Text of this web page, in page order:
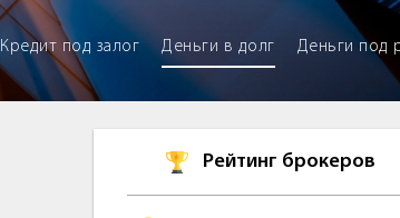
Кредит под залог Деньги в долг Деньги под
Рейтинг брокеров